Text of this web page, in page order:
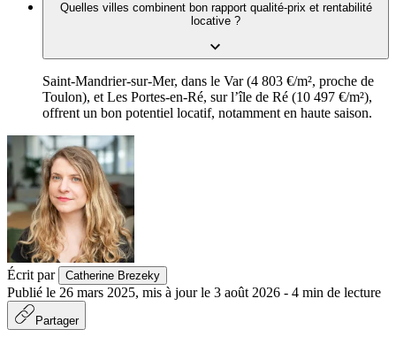
Quelles villes combinent bon rapport qualité-prix et rentabilité
locative ?
Saint-Mandrier-sur-Mer, dans le Var (4 803 €/m², proche de
Toulon), et Les Portes-en-Ré, sur l’île de Ré (10 497 €/m²),
offrent un bon potentiel locatif, notamment en haute saison.
Écrit par Catherine Brezeky
Publié le 26 mars 2025, mis à jour le 3 août 2026 - 4 min de lecture
Partager